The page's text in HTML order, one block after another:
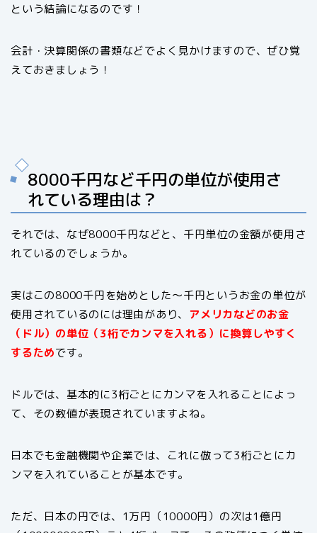
という結論になるのです！
会計・決算関係の書類などでよく見かけますので、ぜひ覚
えておきましょう！
8000千円など千円の単位が使用さ
れている理由は？
それでは、なぜ8000千円などと、千円単位の金額が使用さ
れているのでしょうか。
実はこの8000千円を始めとした～千円というお金の単位が
使用されているのには理由があり、 アメリカなどのお金
（ドル）の単位（3桁でカンマを入れる）に換算しやすく
するためです。
ドルでは、基本的に3桁ごとにカンマを入れることによっ
て、その数値が表現されていますよね。
日本でも金融機関や企業では、これに倣って3桁ごとにカ
ンマを入れていることが基本です。
ただ、日本の円では、1万円（10000円）の次は1億円